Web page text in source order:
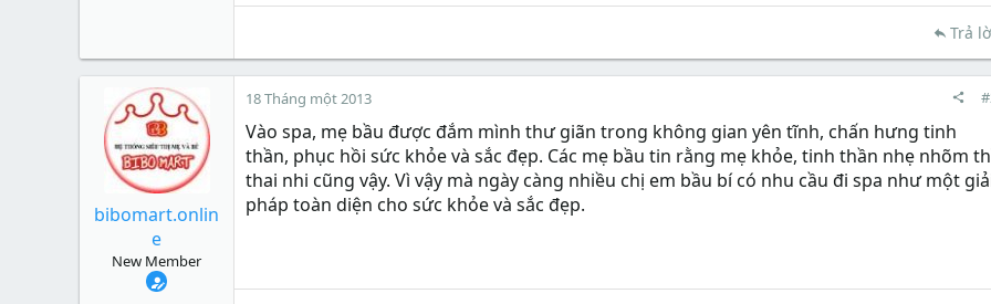
Trả
bibomart.onlin
e
New Member
18 Tháng một 2013
Vào spa, mẹ bầu được đắm mình thư giãn trong không gian yên tĩnh, chấn hưng tinh
thần, phục hồi sức khỏe và sắc đẹp. Các mẹ bầu tin rằng mẹ khỏe, tinh thần nhẹ nhõm
thai nhi cũng vậy. Vì vậy mà ngày càng nhiều chị em bầu bí có nhu cầu đi spa như một
pháp toàn diện cho sức khỏe và sắc đẹp.